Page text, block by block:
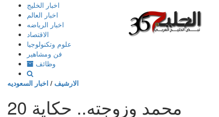
إذهب
المحتوى
اخبار الخليج
اخبار العالم
اخبار الرياضه
الاقتصاد
علوم وتكنولوجيا
فن ومشاهير
وظائف
الارشيف / اخبار السعوديه
محمد وزوجته.. حكاية 20